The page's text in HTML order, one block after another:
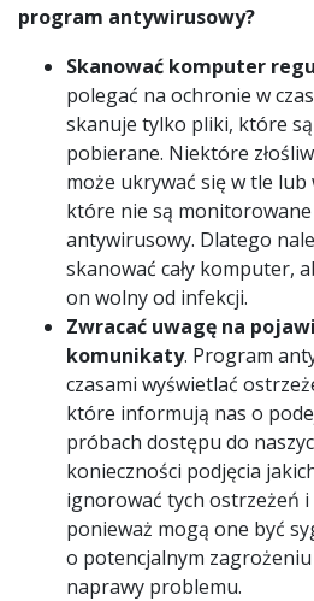
program antywirusowy?
Skanować komputer
polegać na ochronie w
skanuje tylko pliki, które
pobierane. Niektóre
może ukrywać się w tle lub
które nie są
antywirusowy. Dlatego
skanować cały komputer,
on wolny od infekcji.
Zwracać uwagę na
komunikaty. Program
czasami wyświetlać
które informują nas o
próbach dostępu do
konieczności podjęcia
ignorować tych ostrzeżeń
ponieważ mogą one być
o potencjalnym
naprawy problemu.